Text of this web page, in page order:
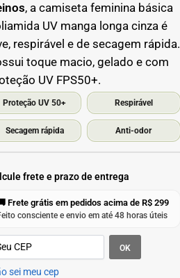
, a camiseta feminina básica
UV manga longa cinza é
respirável e de secagem rápida.
toque macio, gelado e com
UV FPS50+.
Proteção UV 50+ Respirável
Secagem rápida Anti-odor
frete e prazo de entrega
Frete grátis em pedidos acima de R$ 299
consciente e envio em até 48 horas úteis
OK
sei meu cep